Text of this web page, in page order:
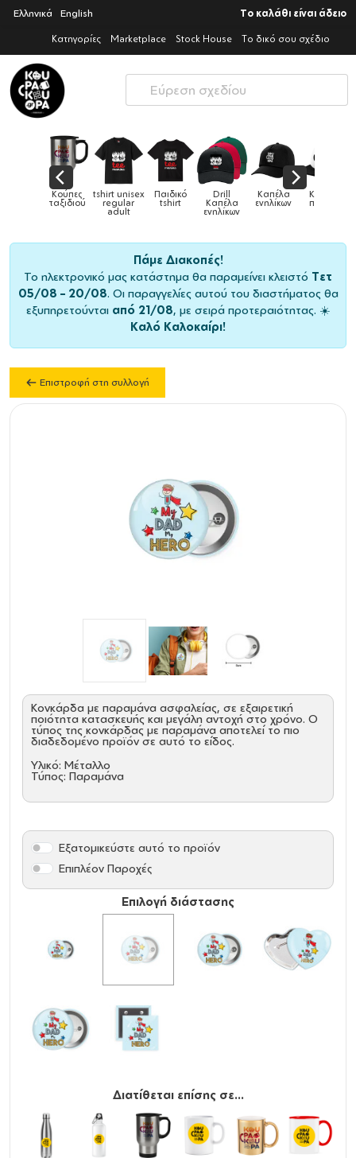
Ελληνικά English Το καλάθι είναι άδειο
Κατηγορίες Marketplace Stock House Το δικό σου σχέδιο
Drill
Καπέλα
Καπέλα
ενηλίκων
Καπέλα
παιδικά Κούπες Κούπες
ειδικές
Πάμε Διακοπές!
Το ηλεκτρονικό μας κατάστημα θα παραμείνει κλειστό Τετ
05/08 – 20/08. Οι παραγγελίες αυτού του διαστήματος θα
εξυπηρετούνται από 21/08, με σειρά προτεραιότητας. ☀️
Καλό Καλοκαίρι!
Επιστροφή στη συλλογή
Κονκάρδα με παραμάνα ασφαλείας, σε εξαιρετική
ποιότητα κατασκευής και μεγάλη αντοχή στο χρόνο. Ο
τύπος της κονκάρδας με παραμάνα αποτελεί το πιο
διαδεδομένο προϊόν σε αυτό το είδος.
Υλικό: Μέταλλο
Τύπος: Παραμάνα
Επιλογή διάστασης
Εξατομικεύστε αυτό το προϊόν
Επιπλέον Παροχές
Διατίθεται επίσης σε...